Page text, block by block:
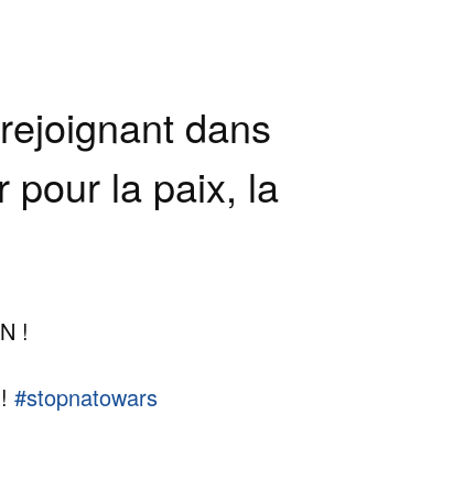
dans
pour la paix, la
!
#stopnatowars